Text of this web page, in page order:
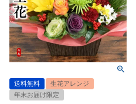
送料無料
生花アレンジ
年末お届け限定